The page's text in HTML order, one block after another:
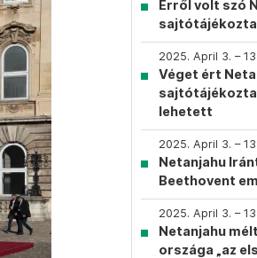
Erről volt szó
2025. April 3. –
Véget ért
lehetett
2025. April 3. –
Netanjahu
Beethovent
2025. April 3. –
Netanjahu
országa „az